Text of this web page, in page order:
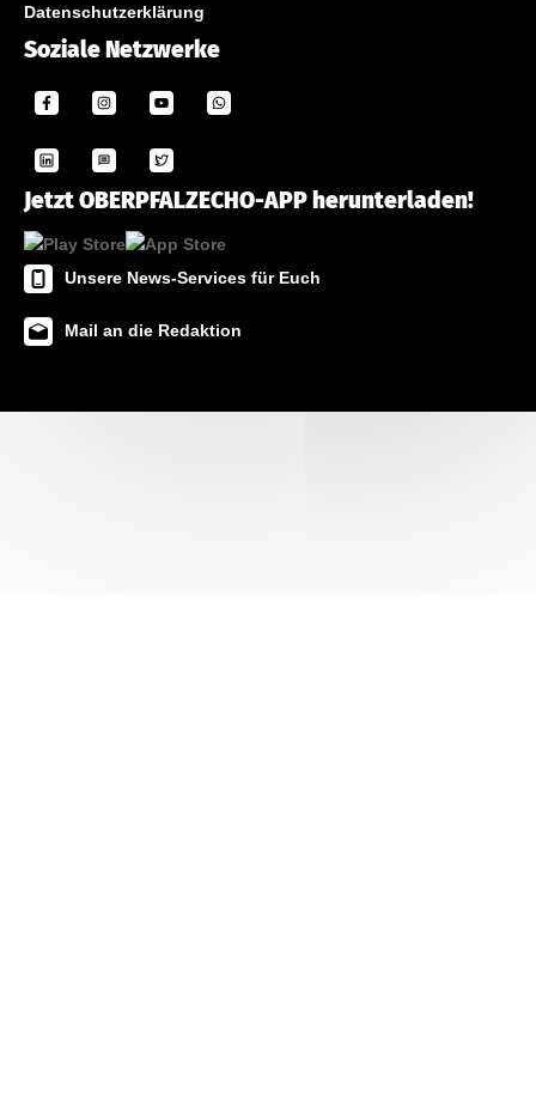
Datenschutzerklärung
Soziale Netzwerke
Jetzt OBERPFALZECHO-APP herunterladen!
Unsere News-Services für Euch
Mail an die Redaktion